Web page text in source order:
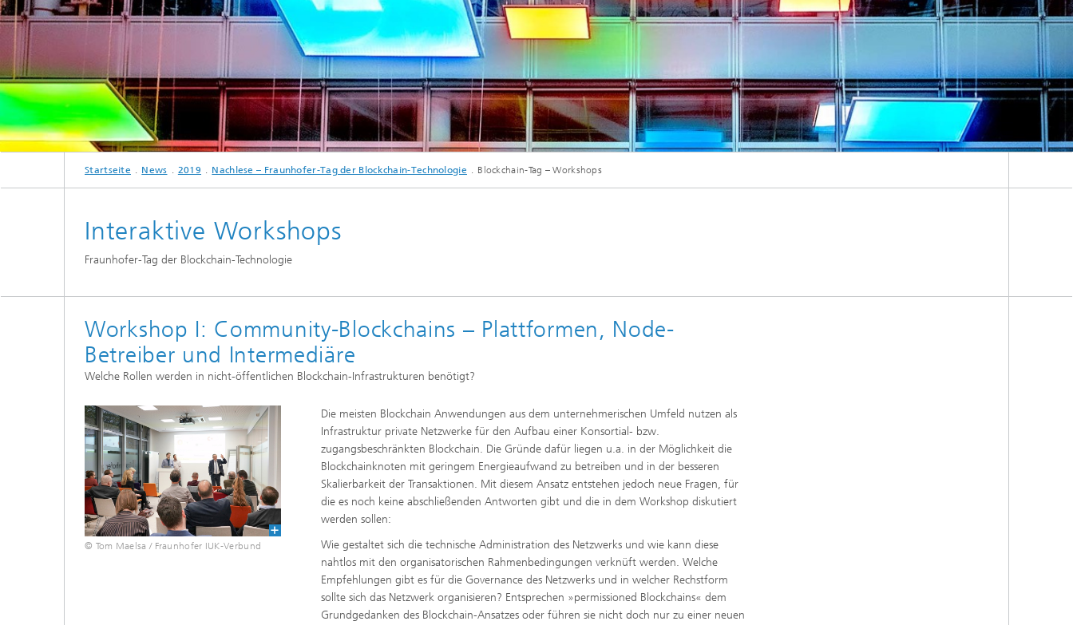
Startseite News 2019 Nachlese – Fraunhofer-Tag der Blockchain-Technologie Blockchain-Tag – Workshops
Interaktive Workshops
Fraunhofer-Tag der Blockchain-Technologie
Workshop I: Community-Blockchains – Plattformen, Node-
Betreiber und Intermediäre
Welche Rollen werden in nicht-öffentlichen Blockchain-Infrastrukturen benötigt?
© Tom Maelsa / Fraunhofer IUK-Verbund
Die meisten Blockchain Anwendungen aus dem unternehmerischen Umfeld nutzen als
Infrastruktur private Netzwerke für den Aufbau einer Konsortial- bzw.
zugangsbeschränkten Blockchain. Die Gründe dafür liegen u.a. in der Möglichkeit die
Blockchainknoten mit geringem Energieaufwand zu betreiben und in der besseren
Skalierbarkeit der Transaktionen. Mit diesem Ansatz entstehen jedoch neue Fragen, für
die es noch keine abschließenden Antworten gibt und die in dem Workshop diskutiert
werden sollen:
Wie gestaltet sich die technische Administration des Netzwerks und wie kann diese
nahtlos mit den organisatorischen Rahmenbedingungen verknüft werden. Welche
Empfehlungen gibt es für die Governance des Netzwerks und in welcher Rechstform
sollte sich das Netzwerk organisieren? Entsprechen »permissioned Blockchains« dem
Grundgedanken des Blockchain-Ansatzes oder führen sie nicht doch nur zu einer neuen